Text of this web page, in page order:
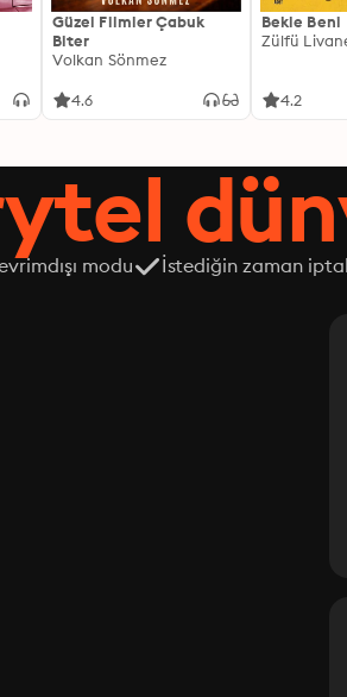
Güzel Filmler Çabuk
Biter
Volkan Sönmez
4.6
Bekle Beni
Zülfü
4.2
modu İstediğin zaman